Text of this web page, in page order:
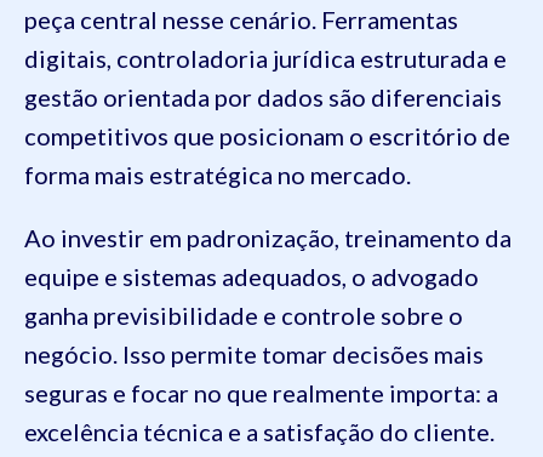
peça central nesse cenário. Ferramentas
digitais, controladoria jurídica estruturada e
gestão orientada por dados são diferenciais
competitivos que posicionam o escritório de
forma mais estratégica no mercado.
Ao investir em padronização, treinamento da
equipe e sistemas adequados, o advogado
ganha previsibilidade e controle sobre o
negócio. Isso permite tomar decisões mais
seguras e focar no que realmente importa: a
excelência técnica e a satisfação do cliente.